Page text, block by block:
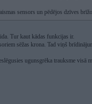
sensors un pēdējos dzīves
Tur kaut kādas funkcijas ir.
sēžas krona. Tad viņš
ugunsgrēka trauksme visā